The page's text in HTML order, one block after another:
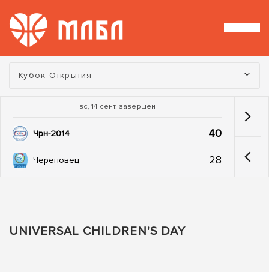
Турнир:
Кубок Открытия
вс, 14 сент. завершен
Чрн-2014 40
Череповец 28
UNIVERSAL CHILDREN'S DAY